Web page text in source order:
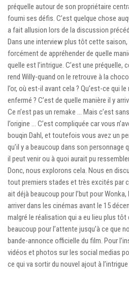
préquelle autour de son propriétaire
fourni ses défis. C’est quelque chose
a fait allusion lors de la discussion
Dans une interview plus tôt cette saison,
forcément de appréhender de quelle
quelle est l’intrigue. C’est une préquelle,
rend Willy-quand on le retrouve à la
l’or, où est-il avant cela ? Qu’est-ce qui
enfermé ? C’est de quelle manière il y
Ce n’est pas un remake … Mais c’est
l’origine … C’est compliquée car vous
bouqin Dahl, et toutefois vous avez un
qu’il y a beaucoup dans son personnage
il peut venir ou à quoi aurait pu
Donc, nous explorons cela. Nous en
tout premiers stades et très excités par
ait déjà beaucoup pour l’but pour
arriver dans les cinémas avant le 15
malgré le réalisation qui a eu lieu plus
beaucoup pour l’attente jusqu’à ce que
bande-annonce officielle du film. Pour
vidéos et photos sur les social medias
ce qui va sortir du nouvel ajout à